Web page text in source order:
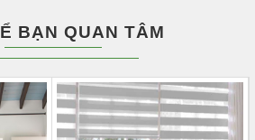
BẠN QUAN TÂM